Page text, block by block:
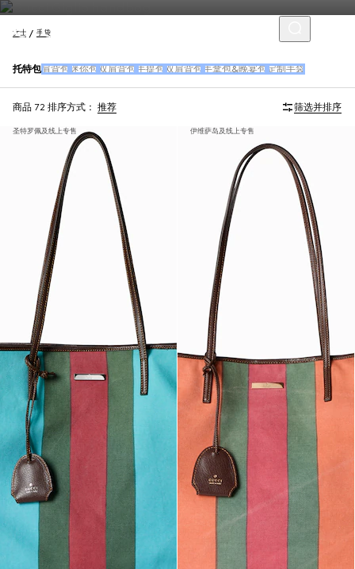
女士 手袋
托特包肩背包 迷你包 双肩背包 手提包 双肩背包 手拿包&晚宴包 定制手袋
商品 72 排序方式： 推荐 筛选并排序
圣特罗佩及线上专售 伊维萨岛及线上专售